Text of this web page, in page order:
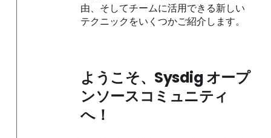
由、そしてチームに活用できる新しい
テクニックをいくつかご紹介します。
ようこそ、Sysdig オープ
ンソースコミュニティ
へ！